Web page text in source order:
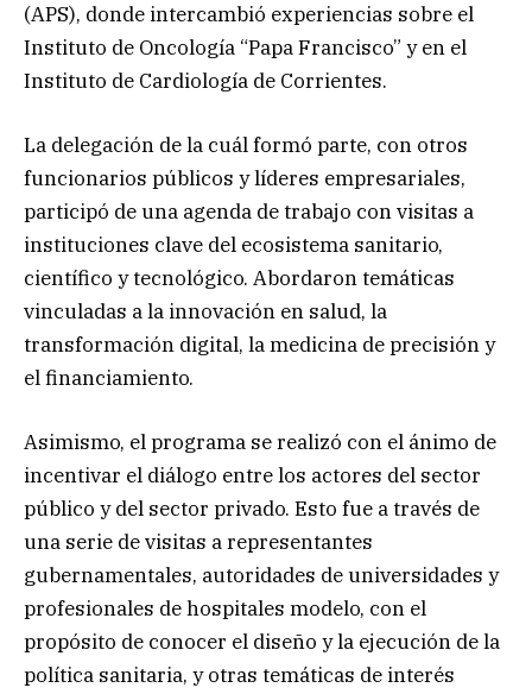
(APS), donde intercambió experiencias sobre el
Instituto de Oncología “Papa Francisco” y en el
Instituto de Cardiología de Corrientes.
La delegación de la cuál formó parte, con otros
funcionarios públicos y líderes empresariales,
participó de una agenda de trabajo con visitas a
instituciones clave del ecosistema sanitario,
científico y tecnológico. Abordaron temáticas
vinculadas a la innovación en salud, la
transformación digital, la medicina de precisión y
el financiamiento.
Asimismo, el programa se realizó con el ánimo de
incentivar el diálogo entre los actores del sector
público y del sector privado. Esto fue a través de
una serie de visitas a representantes
gubernamentales, autoridades de universidades y
profesionales de hospitales modelo, con el
propósito de conocer el diseño y la ejecución de la
política sanitaria, y otras temáticas de interés